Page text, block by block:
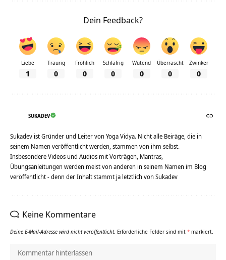
Dein Feedback?
Liebe
1
Traurig
0
Fröhlich
0
Schläfrig
0
Wütend
0
Überrascht
0
Zwinker
0
SUKADEV
Sukadev ist Gründer und Leiter von Yoga Vidya. Nicht alle Beiräge, die in
seinem Namen veröffentlicht werden, stammen von ihm selbst.
Insbesondere Videos und Audios mit Vorträgen, Mantras,
Übungsanleitungen werden meist von anderen in seinem Namen im Blog
veröffentlicht - denn der Inhalt stammt ja letztlich von Sukadev
Keine Kommentare
Deine E-Mail-Adresse wird nicht veröffentlicht. Erforderliche Felder sind mit * markiert.